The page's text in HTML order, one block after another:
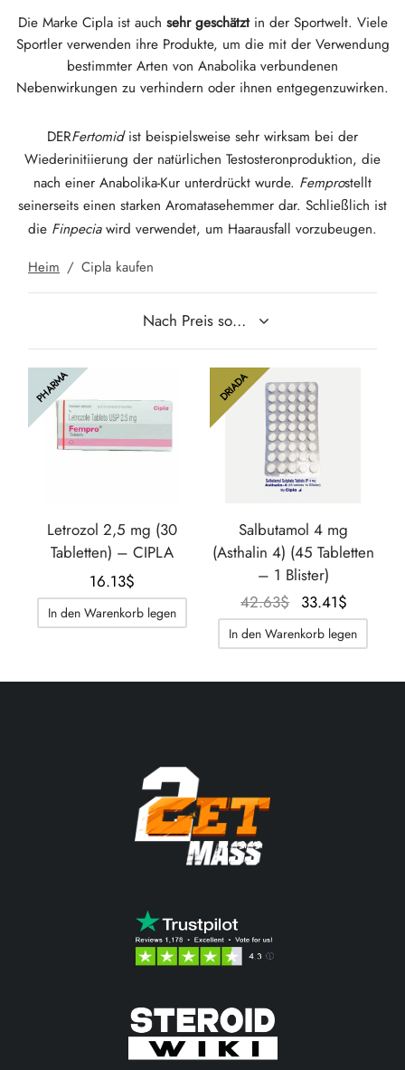
Die Marke Cipla ist auch sehr geschätztin der Sportwelt. Viele
Sportler verwenden ihre Produkte, um die mit der Verwendung
bestimmter Arten von Anabolika verbundenen
Nebenwirkungen zu verhindern oder ihnen entgegenzuwirken.
DERFertomidist beispielsweise sehr wirksam bei der
Wiederinitiierung der natürlichen Testosteronproduktion, die
nach einer Anabolika-Kur unterdrückt wurde. Femprostellt
seinerseits einen starken Aromatasehemmer dar. Schließlich ist
die Finpeciawird verwendet, um Haarausfall vorzubeugen.
Heim / Cipla kaufen
PHARMA
Letrozol 2,5 mg (30
Tabletten) – CIPLA
16.13$
In den Warenkorb legen
DRIADA
Salbutamol 4 mg
(Asthalin 4) (45 Tabletten
– 1 Blister)
42.63$
Der
ursprüngliche
Preis war:
33.41$
aktuelle
Preis
In den Warenkorb legen
EU 🇪🇺
PHARMA 🇪🇺
EU 🇪🇺
PHARMA 🇪🇺
PHARMA 🇪🇺🌍
🇪🇺
🇪🇺
/ PHARMACOM INT. 🌍
/ PHARMACOM INT. 🌍
SHREE/ POWERBOLIC – Asien 🇺🇸 🌍
/ PHARMACOM INT. 🌍
(Drostanolon) Injektion
(NPP)
(MENT)
Injizierbar (Stanozolol)
Sustanon
(oral)
/ T6
Primobolan (Methenolonacetat)
Turinabol
(Stanozolol) Oral
(Tamoxifen)
(Mesterolon)
6
(L-Carnitin)
(Ozempic)
Alpha
Beta TB-500
GnRH
(Ozempic)
(Mounjaro)
Mastorin
– Myostin
Erhalten
(USA)